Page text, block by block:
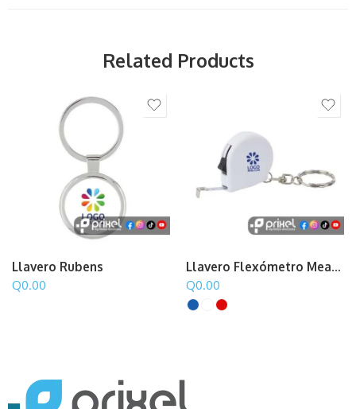
Related Products
Llavero Rubens
Q0.00
Llavero Flexómetro Measure
Q0.00